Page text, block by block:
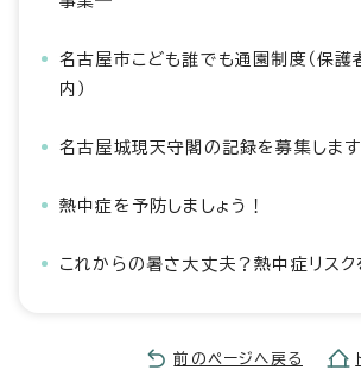
名古屋市こども誰でも通園制度（保
内）
名古屋城現天守閣の記録を募集します
熱中症を予防しましょう！
これからの暑さ大丈夫？熱中症リスク
前のページへ戻る